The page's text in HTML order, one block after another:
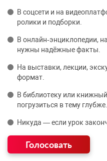
В соцсети и на
ролики и подборки.
В онлайн‑энциклопедии,
нужны надёжные факты.
На выставки, лекции,
формат.
В библиотеку или
погрузиться в тему глубже.
Никуда — если урок